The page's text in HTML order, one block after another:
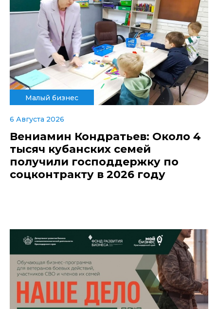
Малый бизнес
6 Августа 2026
Вениамин Кондратьев: Около 4
тысяч кубанских семей
получили господдержку по
соцконтракту в 2026 году